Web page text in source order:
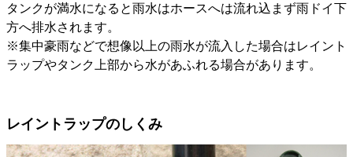
タンクが満水になると雨水はホースへは流れ込まず雨ドイ下
方へ排水されます。
※集中豪雨などで想像以上の雨水が流入した場合はレイント
ラップやタンク上部から水があふれる場合があります。
レイントラップのしくみ